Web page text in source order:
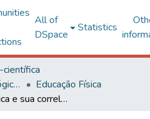
All of
DSpace
Statistics
científica
Centro de Ciências Biológicas e da Saúde
Educação Física
Atividade física e sua correlação com IMC e parâmetros bioquímicos em diabéticos